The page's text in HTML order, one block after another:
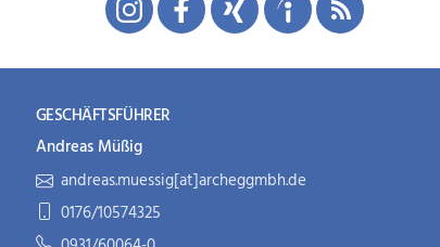
GESCHÄFTSFÜHRER
Andreas Müßig
andreas.muessig[at]archeggmbh.de
0176/10574325